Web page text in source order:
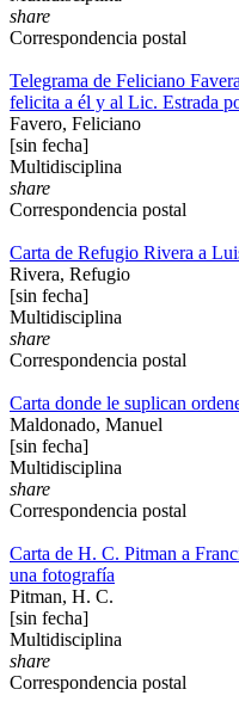
share
Correspondencia postal
Telegrama de Feliciano
felicita a él y al Lic. Estrada
Favero, Feliciano
[sin fecha]
Multidisciplina
share
Correspondencia postal
Carta de Refugio Rivera a
Rivera, Refugio
[sin fecha]
Multidisciplina
share
Correspondencia postal
Carta donde le suplican
Maldonado, Manuel
[sin fecha]
Multidisciplina
share
Correspondencia postal
Carta de H. C. Pitman a
una fotografía
Pitman, H. C.
[sin fecha]
Multidisciplina
share
Correspondencia postal